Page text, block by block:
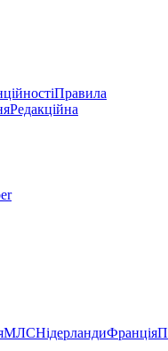
Правила
Редакційна
МЛСНідерландиФранція